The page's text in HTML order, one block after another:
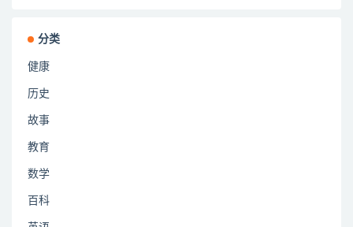
分类
健康
历史
故事
教育
数学
百科